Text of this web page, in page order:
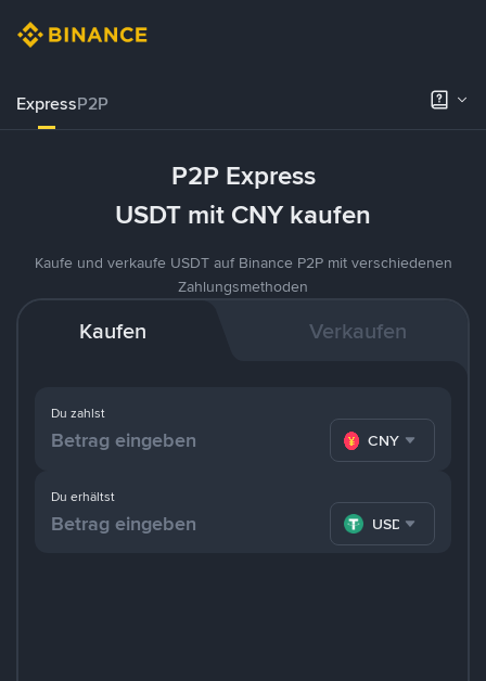
ExpressP2P
P2P Express
USDT mit CNY kaufen
Kaufe und verkaufe USDT auf Binance P2P mit verschiedenen
Zahlungsmethoden
Kaufen Verkaufen
Du zahlst
CNY
Du erhältst
USDT